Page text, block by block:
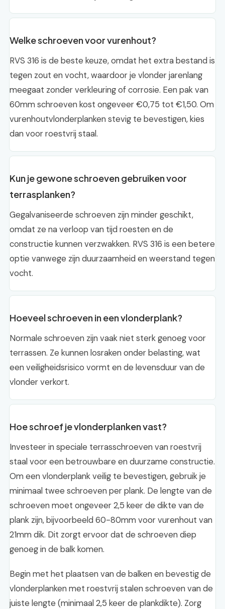
Welke schroeven voor vurenhout?
RVS 316 is de beste keuze, omdat het extra bestand is
tegen zout en vocht, waardoor je vlonder jarenlang
meegaat zonder verkleuring of corrosie. Een pak van
60mm schroeven kost ongeveer €0,75 tot €1,50. Om
vurenhoutvlonderplanken stevig te bevestigen, kies
dan voor roestvrij staal.
Kun je gewone schroeven gebruiken voor
terrasplanken?
Gegalvaniseerde schroeven zijn minder geschikt,
omdat ze na verloop van tijd roesten en de
constructie kunnen verzwakken. RVS 316 is een betere
optie vanwege zijn duurzaamheid en weerstand tegen
vocht.
Hoeveel schroeven in een vlonderplank?
Normale schroeven zijn vaak niet sterk genoeg voor
terrassen. Ze kunnen losraken onder belasting, wat
een veiligheidsrisico vormt en de levensduur van de
vlonder verkort.
Hoe schroef je vlonderplanken vast?
Investeer in speciale terrasschroeven van roestvrij
staal voor een betrouwbare en duurzame constructie.
Om een vlonderplank veilig te bevestigen, gebruik je
minimaal twee schroeven per plank. De lengte van de
schroeven moet ongeveer 2,5 keer de dikte van de
plank zijn, bijvoorbeeld 60-80mm voor vurenhout van
21mm dik. Dit zorgt ervoor dat de schroeven diep
genoeg in de balk komen.
Begin met het plaatsen van de balken en bevestig de
vlonderplanken met roestvrij stalen schroeven van de
juiste lengte (minimaal 2,5 keer de plankdikte). Zorg